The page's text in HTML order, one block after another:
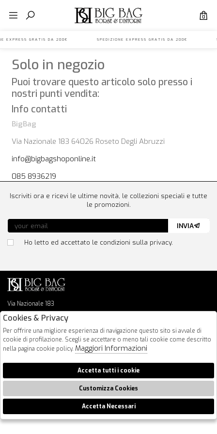
0
EXPRESS GRATIS DA 200€ SPEDIZIONE EXPRESS GRATIS DA 200€
Solo in negozio
Puoi trovare questo articolo solo presso i
nostri punti vendita:
Info contatti
BigBag
Via Nazionale 183 64026 Roseto Degli Abruzzi
info@bigbagshoponline.it
085 8936219
Via Nazionale 183
64026 Roseto Degli Abruzzi
info@bigbagshoponline.it
follow us
Iscriviti ora e ricevi le ultime novità, le collezioni speciali e tutte
le promozioni.
Ho letto ed accettato le condizioni sulla privacy.
INVIA
2026 BigBag - P.iva : 00916940679 Powered by
🍪
Cookies & Privacy
Per offrire una migliore esperienza di navigazione questo sito si avvale di
cookie di profilazione. Scegli se accettare o meno tali cookie come descritto
nella pagina cookie policy. Maggiori Informazioni
Accetta tutti i cookie
Customizza Cookies
Accetta Necessari